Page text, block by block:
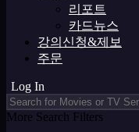
리포트
카드뉴스
강의신청&제보
주문
Log In
More Search Filters